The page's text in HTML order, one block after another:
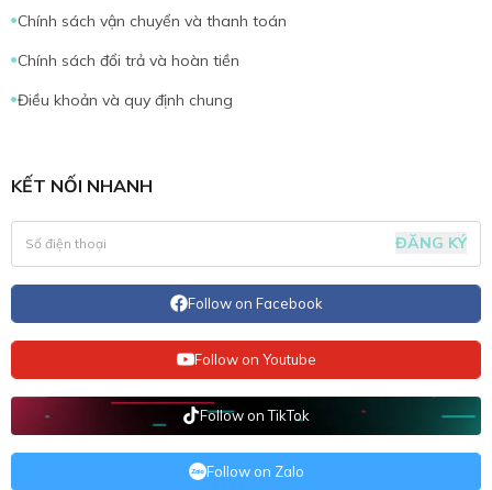
Chính sách vận chuyển và thanh toán
Chính sách đổi trả và hoàn tiền
Điều khoản và quy định chung
KẾT NỐI NHANH
ĐĂNG KÝ
Follow on Facebook
Follow on Youtube
Follow on TikTok
Follow on Zalo